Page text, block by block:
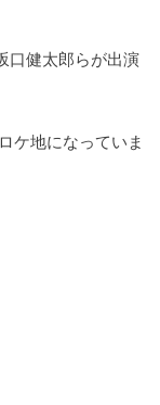
口健太郎らが出演
ケ地になっていま